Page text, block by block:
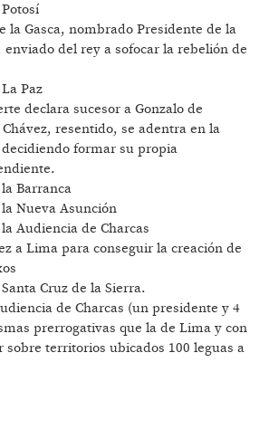
la Gasca, nombrado Presidente de la
del rey a sofocar la rebelión de
Paz
declara sucesor a Gonzalo de
resentido, se adentra en la
formar su propia
Barranca
Nueva Asunción
Audiencia de Charcas
a Lima para conseguir la creación de
Cruz de la Sierra.
de Charcas (un presidente y 4
prerrogativas que la de Lima y con
territorios ubicados 100 leguas a